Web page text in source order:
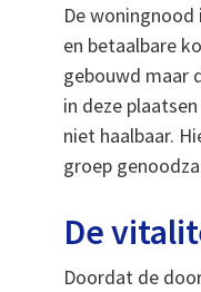
De
en betaalbare
gebouwd maar
in deze
niet haalbaar.
groep
De
Doordat de